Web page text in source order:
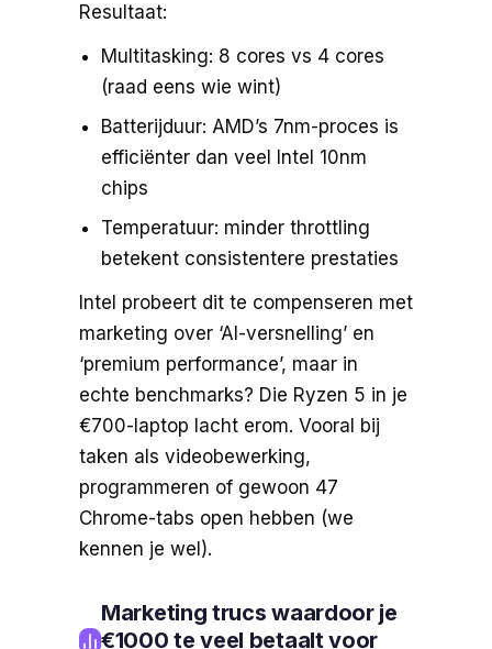
Resultaat:
Multitasking: 8 cores vs 4 cores
(raad eens wie wint)
Batterijduur: AMD’s 7nm-proces is
efficiënter dan veel Intel 10nm
chips
Temperatuur: minder throttling
betekent consistentere prestaties
Intel probeert dit te compenseren met
marketing over ‘AI-versnelling’ en
‘premium performance’, maar in
echte benchmarks? Die Ryzen 5 in je
€700-laptop lacht erom. Vooral bij
taken als videobewerking,
programmeren of gewoon 47
Chrome-tabs open hebben (we
kennen je wel).
Marketing trucs waardoor je
€1000 te veel betaalt voor